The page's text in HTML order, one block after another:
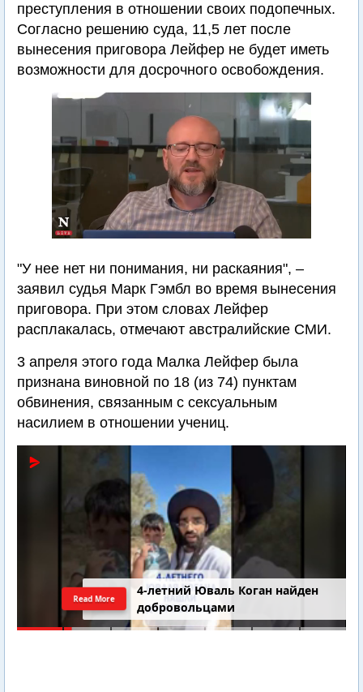
преступления в отношении своих подопечных.
Согласно решению суда, 11,5 лет после
вынесения приговора Лейфер не будет иметь
возможности для досрочного освобождения.
"У нее нет ни понимания, ни раскаяния", –
заявил судья Марк Гэмбл во время вынесения
приговора. При этом словах Лейфер
расплакалась, отмечают австралийские СМИ.
3 апреля этого года Малка Лейфер была
признана виновной по 18 (из 74) пунктам
обвинения, связанным с сексуальным
насилием в отношении учениц.
4-летний Юваль Коган найден
добровольцами
Read More